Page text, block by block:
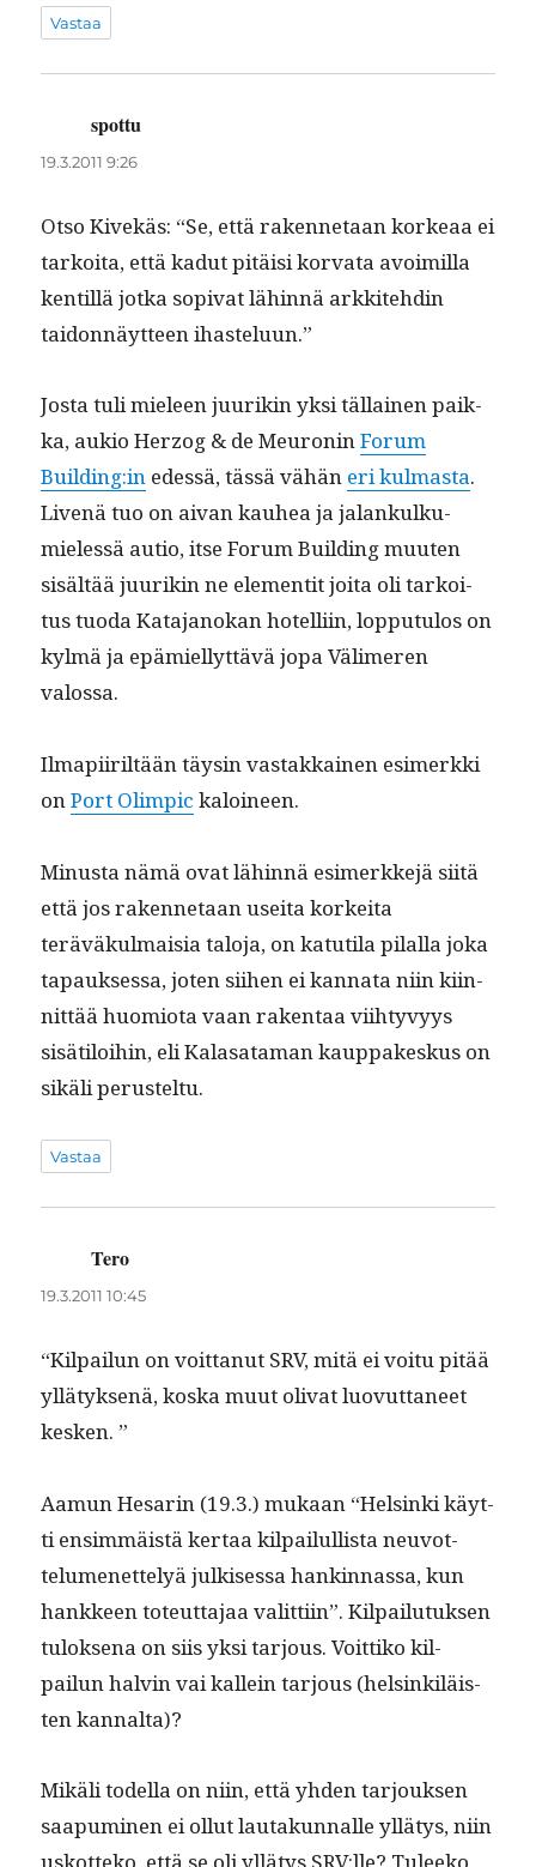
Vastaa
spottu
19.3.2011 9:26
Otso Kivekäs: “Se, että raken­netaan korkeaa ei
tarkoi­ta, että kadut pitäisi kor­va­ta avoimil­la
ken­til­lä jot­ka sopi­vat lähin­nä arkkite­hdin
taidon­näyt­teen ihasteluun.”
Jos­ta tuli mieleen juurikin yksi täl­lainen paik­
ka, aukio Her­zog & de Meu­roninForum
Building:in edessä, tässä vähän eri kul­mas­ta.
Livenä tuo on aivan kauhea ja jalankulku­
mielessä autio, itse Forum Build­ing muuten
sisältää juurikin ne ele­men­tit joi­ta oli tarkoi­
tus tuo­da Kata­janokan hotel­li­in, lop­putu­los on
kylmä ja epämiel­lyt­tävä jopa Välimeren
valossa.
Ilmapi­ir­iltään täysin vas­takkainen esimerk­ki
onPort Olimpic kaloineen.
Minus­ta nämä ovat lähin­nä esimerkke­jä siitä
että jos raken­netaan usei­ta korkei­ta
teräväkul­maisia talo­ja, on katu­ti­la pilal­la joka
tapauk­ses­sa, joten siihen ei kan­na­ta niin kiin­
nit­tää huomio­ta vaan rak­en­taa viihtyvyys
sisätiloi­hin, eli Kalasa­ta­man kaup­pakeskus on
sikäli perusteltu.
Vastaa
Tero
19.3.2011 10:45
“Kil­pailun on voit­tanut SRV, mitä ei voitu pitää
yllä­tyk­senä, kos­ka muut oli­vat luovut­ta­neet
kesken. ”
Aamun Hesarin (19.3.) mukaan “Helsin­ki käyt­
ti ensim­mäistä ker­taa kil­pailullista neu­vot­
telumenet­te­lyä julkises­sa han­k­in­nas­sa, kun
han­kkeen toteut­ta­jaa valit­ti­in”. Kil­pailu­tuk­sen
tulok­se­na on siis yksi tar­jous. Voit­tiko kil­
pailun halvin vai kallein tar­jous (helsinkiläis­
ten kannalta)?
Mikäli todel­la on niin, että yhden tar­jouk­sen
saa­pumi­nen ei ollut lau­takun­nalle yllä­tys, niin